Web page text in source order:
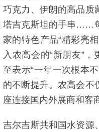
巧克力、伊朗的高品质
塔吉克斯坦的手串……
家的特色产品“精彩亮
入农高会的“新朋友”
至表示“一年一次根本
的不断提升。农高会不
座连接国内外展商和客
吉尔吉斯共和国水资源